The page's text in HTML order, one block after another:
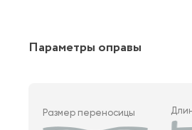
Параметры оправы
Размер переносицы